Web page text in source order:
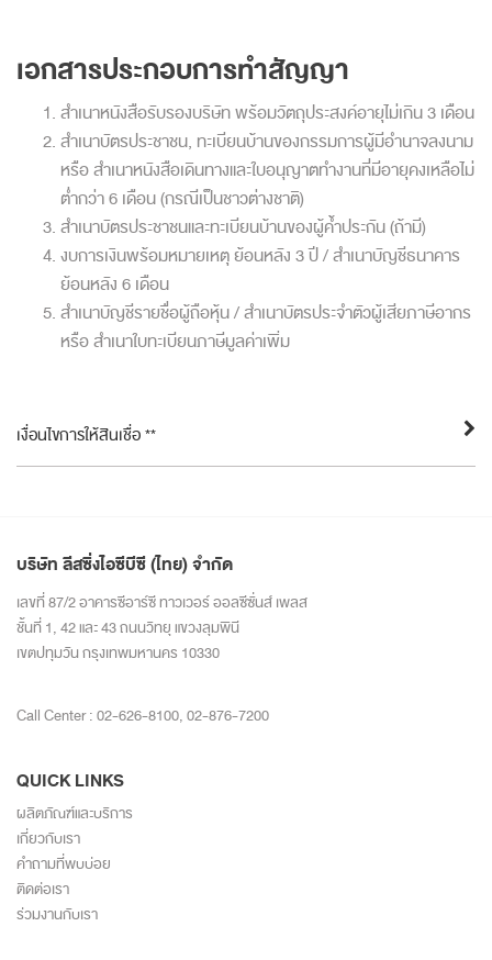
เอกสารประกอบการทำสัญญา
สำเนาหนังสือรับรองบริษัท พร้อมวัตถุประสงค์อายุไม่เกิน 3 เดือน
สำเนาบัตรประชาชน, ทะเบียนบ้านของกรรมการผู้มีอำนาจลงนาม
หรือ สำเนาหนังสือเดินทางและใบอนุญาตทำงานที่มีอายุคงเหลือไม่
ต่ำกว่า 6 เดือน (กรณีเป็นชาวต่างชาติ)
สำเนาบัตรประชาชนและทะเบียนบ้านของผู้ค้ำประกัน (ถ้ามี)
งบการเงินพร้อมหมายเหตุ ย้อนหลัง 3 ปี / สำเนาบัญชีธนาคาร
ย้อนหลัง 6 เดือน
สำเนาบัญชีรายชื่อผู้ถือหุ้น / สำเนาบัตรประจำตัวผู้เสียภาษีอากร
หรือ สำเนาใบทะเบียนภาษีมูลค่าเพิ่ม
เงื่อนไขการให้สินเชื่อ **
บริษัท ลีสซิ่งไอซีบีซี (ไทย) จำกัด
เลขที่ 87/2 อาคารซีอาร์ซี ทาวเวอร์ ออลซีซั่นส์ เพลส
ชั้นที่ 1, 42 และ 43 ถนนวิทยุ แขวงลุมพินี
เขตปทุมวัน กรุงเทพมหานคร 10330
Call Center :02-626-8100,02-876-7200
QUICK LINKS
ผลิตภัณฑ์และบริการ
เกี่ยวกับเรา
คำถามที่พบบ่อย
ติดต่อเรา
ร่วมงานกับเรา